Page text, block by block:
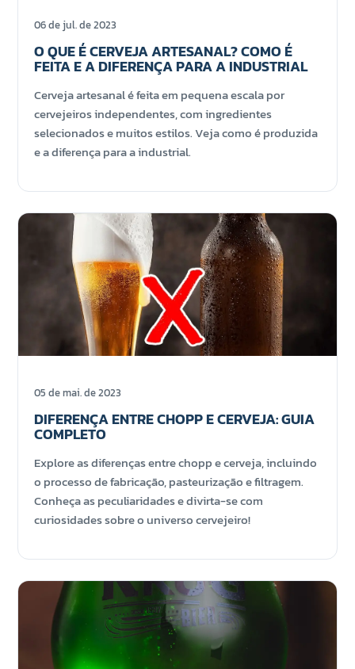
06 de jul. de 2023
O QUE É CERVEJA ARTESANAL? COMO É
FEITA E A DIFERENÇA PARA A INDUSTRIAL
Cerveja artesanal é feita em pequena escala por
cervejeiros independentes, com ingredientes
selecionados e muitos estilos. Veja como é produzida
e a diferença para a industrial.
05 de mai. de 2023
DIFERENÇA ENTRE CHOPP E CERVEJA: GUIA
COMPLETO
Explore as diferenças entre chopp e cerveja, incluindo
o processo de fabricação, pasteurização e filtragem.
Conheça as peculiaridades e divirta-se com
curiosidades sobre o universo cervejeiro!